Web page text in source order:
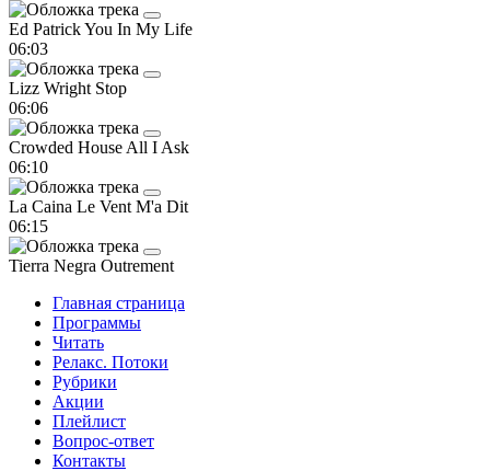
Ed PatrickYou In My Life
06:03
Lizz Wright Stop
06:06
Crowded House All I Ask
06:10
La Caina Le Vent M'a Dit
06:15
Tierra Negra Outrement
Главная страница
Программы
Читать
Релакс. Потоки
Рубрики
Акции
Плейлист
Вопрос-ответ
Контакты